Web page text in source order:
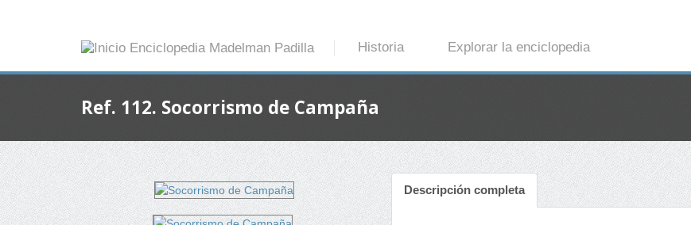
Historia Explorar la enciclopedia
Ref. 112. Socorrismo de Campaña
Descripción completa